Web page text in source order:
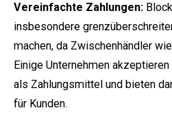
Vereinfachte Zahlungen:
insbesondere
machen, da Zwischenhändler
Einige Unternehmen
als Zahlungsmittel und bieten
für Kunden.